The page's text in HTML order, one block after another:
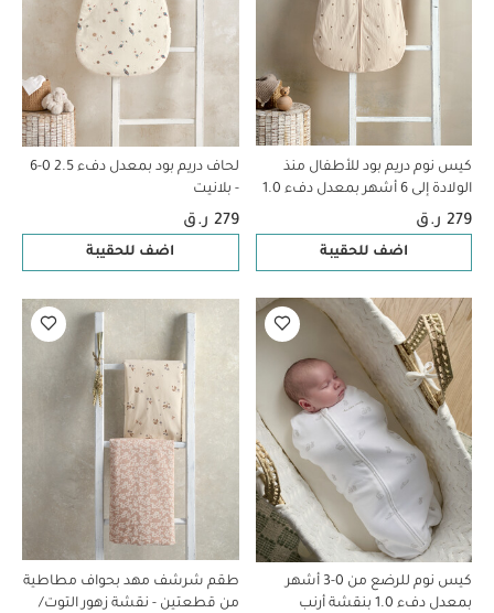
كيس نوم دريم بود للأطفال منذ
الولادة إلى 6 أشهر بمعدل دفء 1.0
- نقشة زهور
279 ر.ق
اضف للحقيبة
لحاف دريم بود بمعدل دفء 2.5 0-6
- بلانيت
279 ر.ق
اضف للحقيبة
كيس نوم للرضع من 0-3 أشهر
بمعدل دفء 1.0 بنقشة أرنب
طقم شرشف مهد بحواف مطاطية
من قطعتين - نقشة زهور التوت/